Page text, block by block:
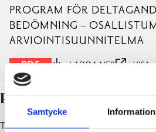
Samtycke Information
PROGRAM FÖR
BEDÖMNING –
ARVIOINTISUUNNITELMA
PDF LADDA NER VISA
Planförslag II till
Till påseende: 23.3–24.4.2020